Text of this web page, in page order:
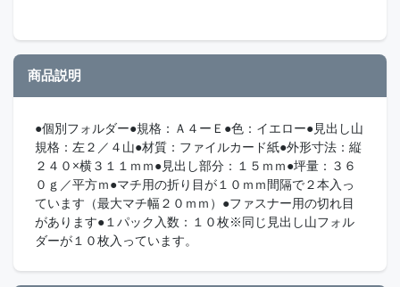
商品説明
●個別フォルダー●規格：Ａ４ーＥ●色：イエロー●見出し山
規格：左２／４山●材質：ファイルカード紙●外形寸法：縦
２４０×横３１１ｍｍ●見出し部分：１５ｍｍ●坪量：３６
０ｇ／平方ｍ●マチ用の折り目が１０ｍｍ間隔で２本入っ
ています（最大マチ幅２０ｍｍ）●ファスナー用の切れ目
があります●１パック入数：１０枚※同じ見出し山フォル
ダーが１０枚入っています。